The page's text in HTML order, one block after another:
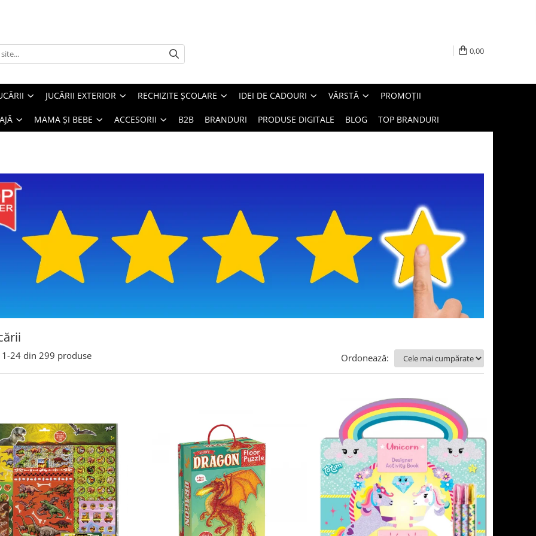
0,00
JUCĂRII EXTERIOR RECHIZITE ȘCOLARE IDEI DE CADOURI VÂRSTĂ PROMOȚII
MAMA ȘI BEBE ACCESORII B2B BRANDURI PRODUSE DIGITALE BLOG TOP BRANDURI
1-24 din 299 produse Ordonează: